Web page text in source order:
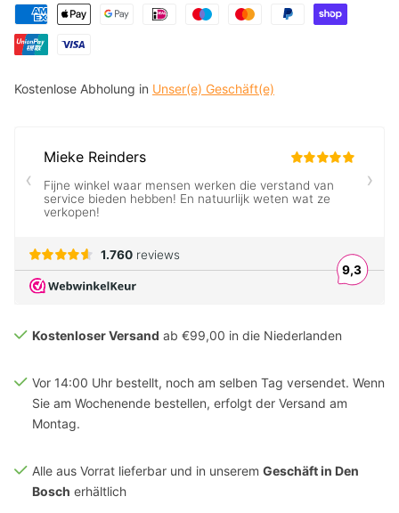
Kostenlose Abholung in Unser(e) Geschäft(e)
Kostenloser Versand ab €99,00 in die Niederlanden
Vor 14:00 Uhr bestellt, noch am selben Tag versendet. Wenn
Sie am Wochenende bestellen, erfolgt der Versand am
Montag.
Alle aus Vorrat lieferbar und in unserem Geschäft in Den
Bosch erhältlich